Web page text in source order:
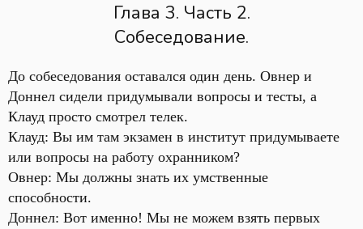
Глава 3. Часть 2.
Собеседование.
До собеседования оставался один день. Овнер и
Доннел сидели придумывали вопросы и тесты, а
Клауд просто смотрел телек.
Клауд: Вы им там экзамен в институт придумываете
или вопросы на работу охранником?
Овнер: Мы должны знать их умственные
способности.
Доннел: Вот именно! Мы не можем взять первых